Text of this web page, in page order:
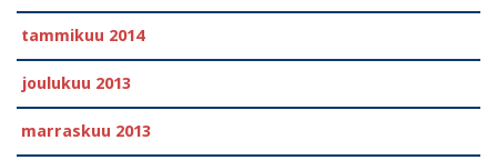
tammikuu 2014
joulukuu 2013
marraskuu 2013